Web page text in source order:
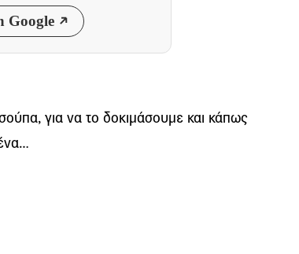
Google
για να το δοκιμάσουμε και κάπως